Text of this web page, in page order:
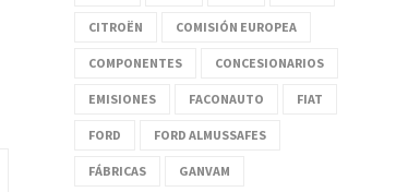
CITROËN COMISIÓN EUROPEA
COMPONENTES CONCESIONARIOS
EMISIONES FACONAUTO FIAT
FORD FORD ALMUSSAFES
FÁBRICAS GANVAM